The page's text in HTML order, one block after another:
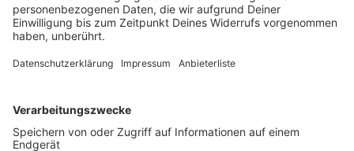
Anzeige
Um das Chaos vor den Schulen zu reduzieren, setzen
Schulstraßen. Bringzonen, also Elternhaltestellen,
werden von 60 Prozent der Eltern in NRW als nützlich
bewertet. Schulstraßen, die während der Stoßzeiten